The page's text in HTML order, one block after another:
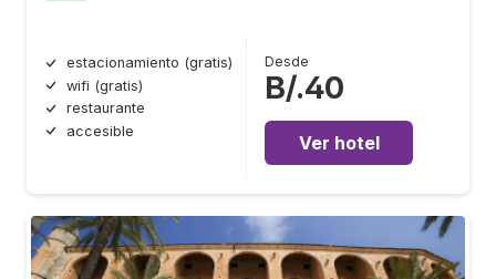
estacionamiento (gratis)
wifi (gratis)
restaurante
accesible
Desde
B/.40
Ver hotel